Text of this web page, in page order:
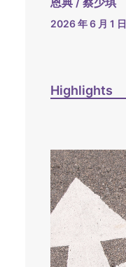
2026 年 6 月 1 日
Highlights